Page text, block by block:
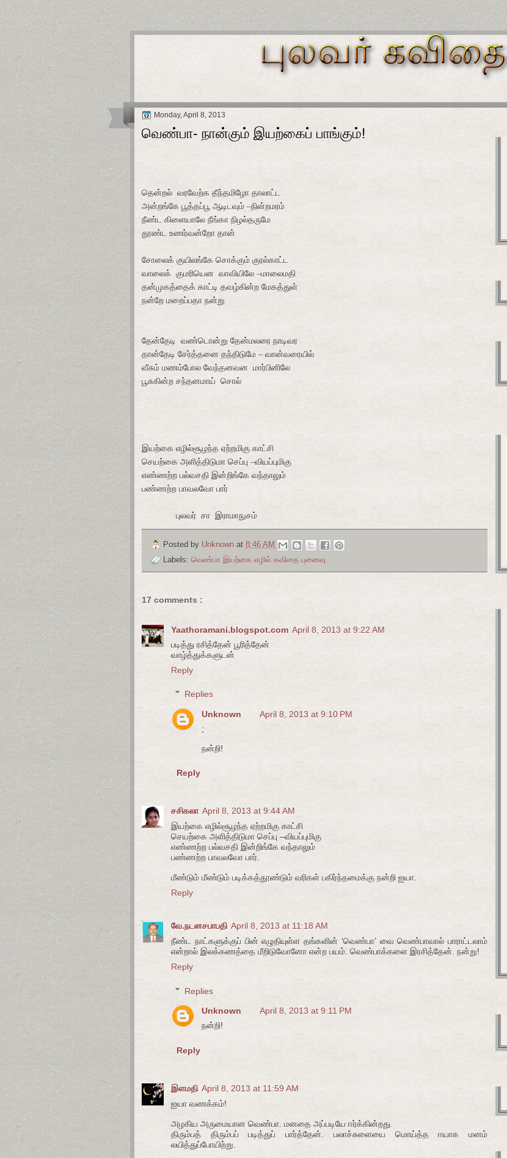
Monday, April 8, 2013
வெண்பா- நான்கும் இயற்கைப் பாங்கும்!
தென்றல் வரவேற்க தீந்தமிழோ தாலாட்ட
அன்றங்கே பூத்தப்பூ ஆடிடவும் –நின்றமரம்
நீண்ட கிளையாலே நீங்கா நிழல்தருமே
தூண்ட உணர்வன்றோ தான்
சோலைக் குயிலங்கே சொக்கும் குரல்காட்ட
வாலைக் குமரியென வாவியிலே –மாலைமதி
தன்முகத்தைக் காட்டி தவழ்கின்ற மேகத்துள்
நன்றே மறைப்பதா நன்று
தேன்தேடி வண்டொன்று தேன்மலரை நாடிவர
தான்தேடி சேர்த்தனை தந்திடுமே – வான்வரையில்
வீசும் மணம்போல வேந்தனவன மார்பினிலே
பூசுகின்ற சந்தனமாய் சொல்
இயற்கை எழில்சூழந்த ஏற்றமிகு காட்சி
செயற்கை அளித்திடுமா செப்பு –வியப்புமிகு
எண்ணற்ற பல்வசதி இன்றிங்கே வந்தாலும்
பண்ணற்ற பாவலவோ பார்
புலவர் சா இராமாநுசம்
Posted by Unknown at 8:46 AM
Labels: வெண்பா இயற்கை எழில் கவிதை புனைவு
17 comments :
Yaathoramani.blogspot.com April 8, 2013 at 9:22 AM
படித்து ரசித்தேன் பூரித்தேன்
வாழ்த்துக்களுடன்
Reply
Replies
Unknown
April 8, 2013 at 9:10 PM
;
நன்றி!
Reply
சசிகலா April 8, 2013 at 9:44 AM
இயற்கை எழில்சூழந்த ஏற்றமிகு காட்சி
செயற்கை அளித்திடுமா செப்பு –வியப்புமிகு
எண்ணற்ற பல்வசதி இன்றிங்கே வந்தாலும்
பண்ணற்ற பாவலவோ பார்.
மீண்டும் மீண்டும் படிக்கத்தூண்டும் வரிகள் பகிர்ந்தமைக்கு நன்றி ஐயா.
Reply
வே.நடனசபாபதி April 8, 2013 at 11:18 AM
நீண்ட நாட்களுக்குப் பின் எழுதியுள்ள தங்களின் ‘வெண்பா’ வை வெண்பாவால் பாராட்டலாம்
என்றால் இலக்கணத்தை மீறிடுவோனோ என்ற பயம். வெண்பாக்களை இரசித்தேன். நன்று!
Reply
Replies
Unknown
April 8, 2013 at 9:11 PM
நன்றி!
Reply
இளமதி April 8, 2013 at 11:59 AM
ஐயா வணக்கம்!
அழகிய அருமையான வெண்பா. மனதை அப்படியே ஈர்க்கின்றது.
திரும்பத் திரும்பப் படித்துப் பார்த்தேன். பலாச்சுளையை மொய்த்த ஈயாக மனம்
லயித்துப்போயிற்று.